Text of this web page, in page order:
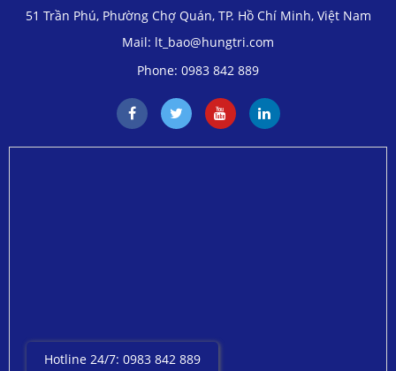
Hotline 24/7: 0983 842 889
51 Trần Phú, Phường Chợ Quán, TP. Hồ Chí Minh, Việt Nam
Mail: lt_bao@hungtri.com
Phone: 0983 842 889